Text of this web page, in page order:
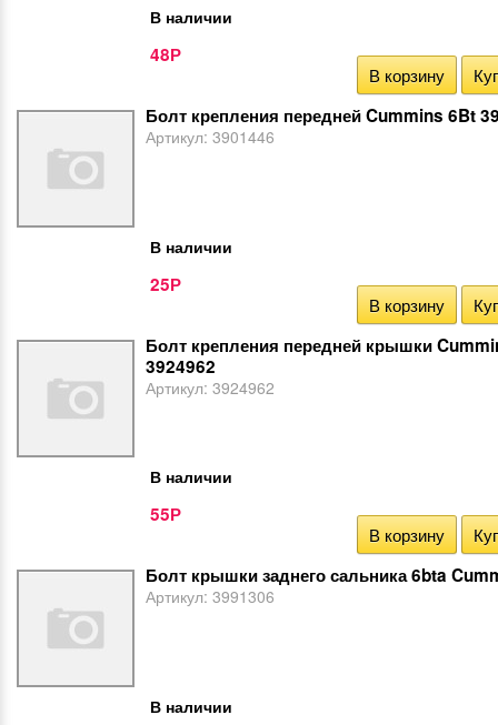
В наличии
48Р
В корзину
Болт крепления передней Cummins 6Bt
Артикул: 3901446
В наличии
25Р
В корзину
Болт крепления передней крышки
3924962
Артикул: 3924962
В наличии
55Р
В корзину
Болт крышки заднего сальника 6bta
Артикул: 3991306
В наличии